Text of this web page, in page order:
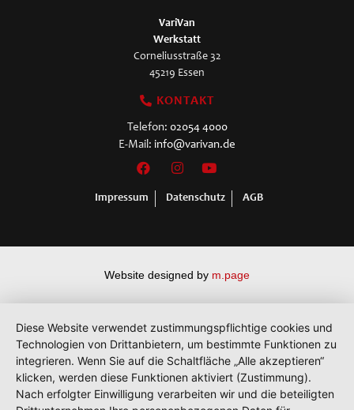
VariVan
Werkstatt
Corneliusstraße 32
45219 Essen
KONTAKT
Telefon: 02054 4000
E-Mail: info@varivan.de
Impressum Datenschutz AGB
Website designed by m.page
Diese Website verwendet zustimmungspflichtige cookies und
Technologien von Drittanbietern, um bestimmte Funktionen zu
integrieren. Wenn Sie auf die Schaltfläche „Alle akzeptieren“
klicken, werden diese Funktionen aktiviert (Zustimmung).
Nach erfolgter Einwilligung verarbeiten wir und die beteiligten